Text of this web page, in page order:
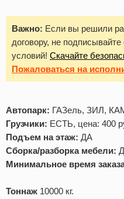
Важно: Если вы решили
договору, не
условий! Скачайте
Пожаловаться на
Автопарк: ГАЗель, ЗИЛ,
Грузчики: ЕСТЬ, цена: 400
Подъем на этаж: ДА
Сборка/разборка мебели:
Минимальное время
Тоннаж 10000 кг.